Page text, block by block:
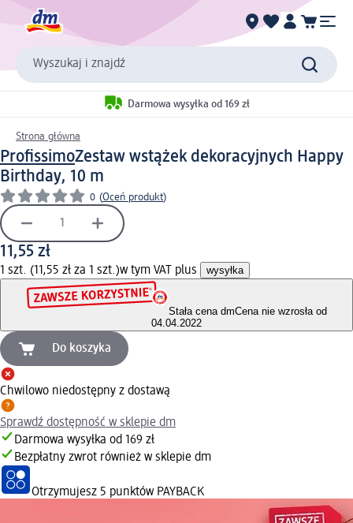
Wyszukaj i znajdź
Darmowa wysyłka od 169 zł
Strona główna
ProfissimoZestaw wstążek dekoracyjnych Happy
Birthday, 10 m
0 (Oceń produkt)
11,55 zł
1 szt. (11,55 zł za 1 szt.)w tym VAT plus wysyłka
Stała cena dmCena nie wzrosła od
04.04.2022
Do koszyka
Chwilowo niedostępny z dostawą
Sprawdź dostępność w sklepie dm
Darmowa wysyłka od 169 zł
Bezpłatny zwrot również w sklepie dm
Otrzymujesz 5 punktów PAYBACK